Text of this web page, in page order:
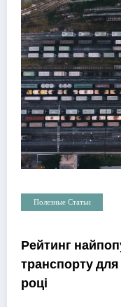
Полезные Статьи
Рейтинг
транспорту
році